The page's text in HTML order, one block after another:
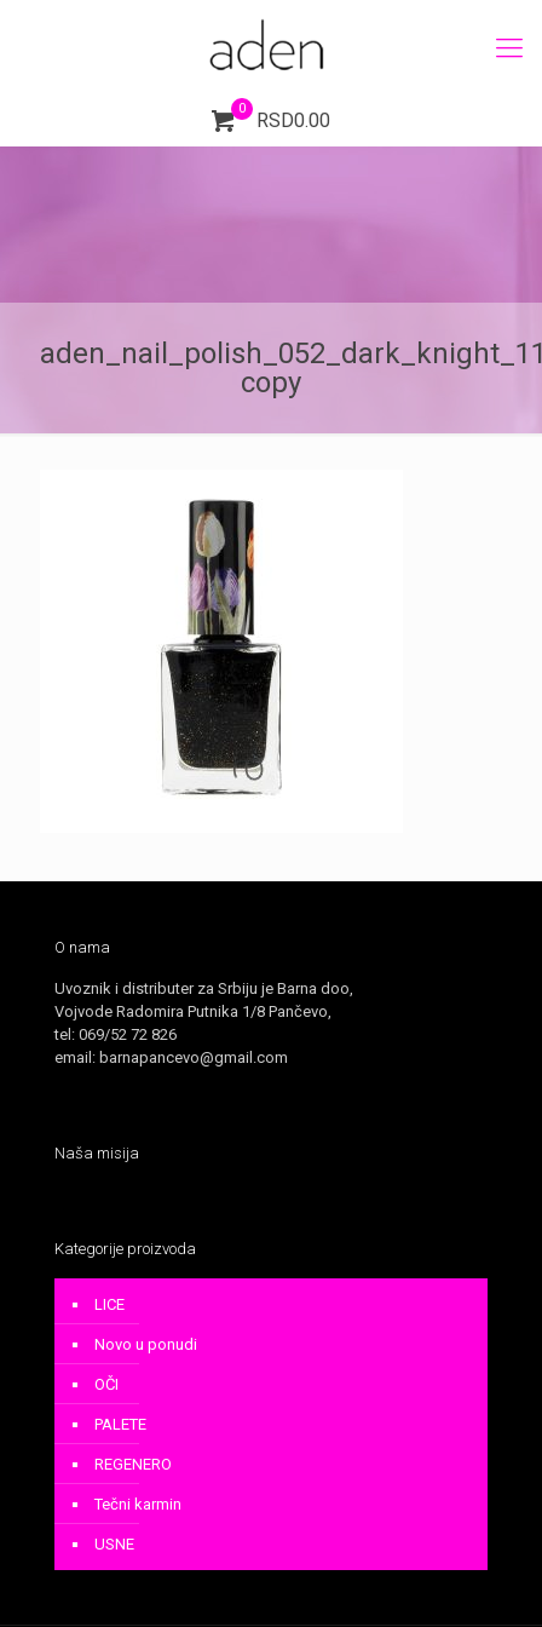
0
RSD0.00
copy
O nama
Uvoznik i distributer za Srbiju je Barna doo,
Vojvode Radomira Putnika 1/8 Pančevo,
tel: 069/52 72 826
email: barnapancevo@gmail.com
Naša misija
Kategorije proizvoda
LICE
Novo u ponudi
OČI
PALETE
REGENERO
Tečni karmin
USNE